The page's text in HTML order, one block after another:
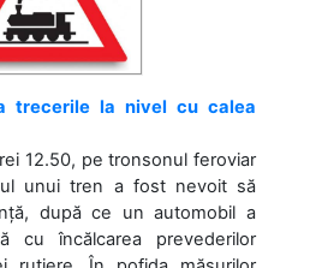
trecerile la nivel cu calea
12.50, pe tronsonul feroviar
unui tren a fost nevoit să
după ce un automobil a
cu încălcarea prevederilor